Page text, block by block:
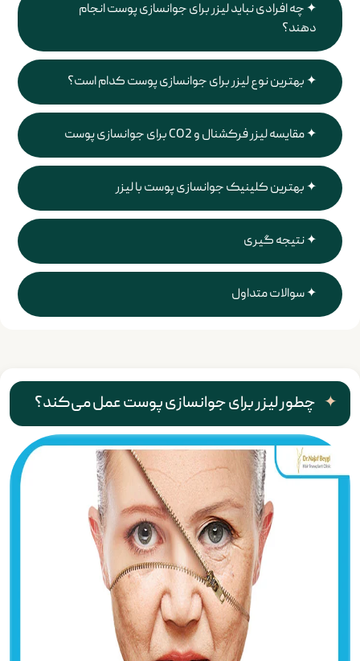
چه افرادی نباید لیزر برای جوانسازی پوست انجام
دهند؟
بهترین نوع لیزر برای جوانسازی پوست کدام است؟
مقایسه لیزر فرکشنال و CO2 برای جوانسازی پوست
بهترین کلینیک جوانسازی پوست با لیزر
نتیجه گیری
سوالات متداول
چطور لیزر برای جوانسازی پوست عمل می‌کند؟